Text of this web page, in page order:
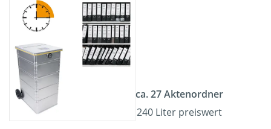
ca. 27 Aktenordner
240 Liter preiswert